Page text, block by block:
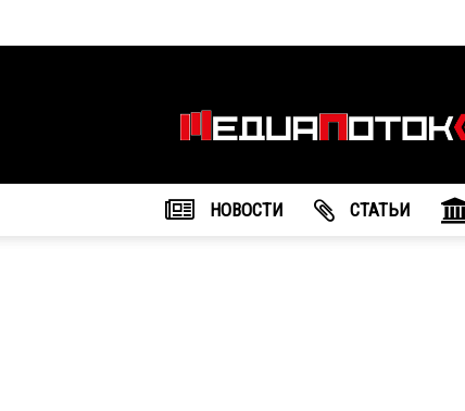
агентство
"МедиаПоток"
НОВОСТИ CТАТЬИ